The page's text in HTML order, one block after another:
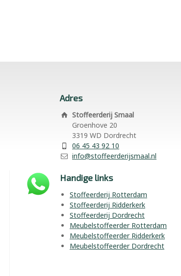
Adres
Stoffeerderij Smaal
Groenhove 20
3319 WD Dordrecht
06 45 43 92 10
info@stoffeerderijsmaal.nl
Handige links
Stoffeerderij Rotterdam
Stoffeerderij Ridderkerk
Stoffeerderij Dordrecht
Meubelstoffeerder Rotterdam
Meubelstoffeerder Ridderkerk
Meubelstoffeerder Dordrecht